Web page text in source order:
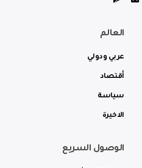
العالم
عربي ودولي
أقتصاد
سياسة
الاخيرة
الوصول السريع